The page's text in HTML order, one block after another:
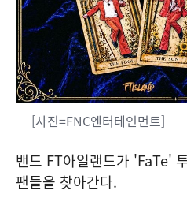
[사진=FNC엔터테인먼트]
밴드 FT아일랜드가 'FaTe'
팬들을 찾아간다.